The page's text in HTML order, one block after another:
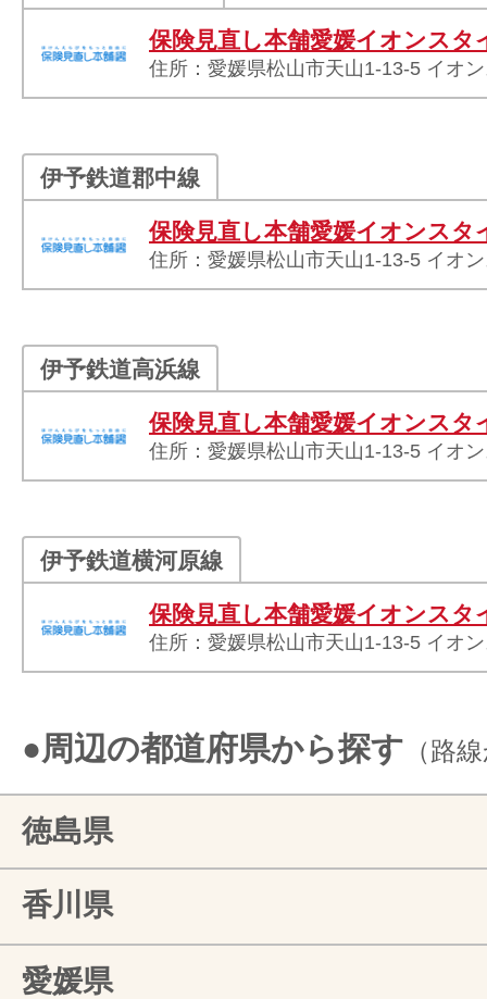
保険見直し本舗愛媛イオンスタ
住所：愛媛県松山市天山1-13-5 イオ
伊予鉄道郡中線
保険見直し本舗愛媛イオンスタ
住所：愛媛県松山市天山1-13-5 イオ
伊予鉄道高浜線
保険見直し本舗愛媛イオンスタ
住所：愛媛県松山市天山1-13-5 イオ
伊予鉄道横河原線
保険見直し本舗愛媛イオンスタ
住所：愛媛県松山市天山1-13-5 イオ
●周辺の都道府県から探す （路
徳島県
香川県
愛媛県